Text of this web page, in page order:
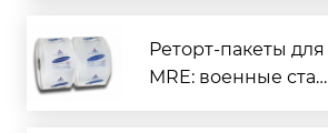
и морской продукц
ии
Реторт-пакеты для
MRE: военные стан